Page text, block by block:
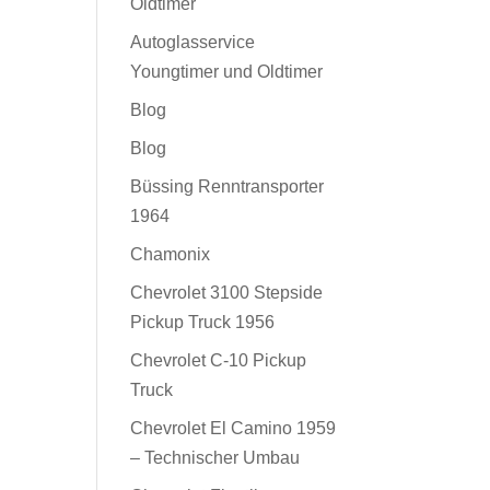
Oldtimer
Autoglasservice
Youngtimer und Oldtimer
Blog
Blog
Büssing Renntransporter
1964
Chamonix
Chevrolet 3100 Stepside
Pickup Truck 1956
Chevrolet C-10 Pickup
Truck
Chevrolet El Camino 1959
– Technischer Umbau